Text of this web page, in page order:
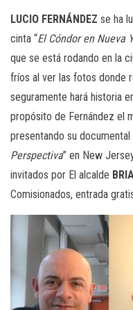
LUCIO FERNÁNDEZ se ha
cinta “El Cóndor en Nueva
que se está rodando en la
fríos al ver las fotos donde
seguramente hará historia
propósito de Fernández el
presentando su documental
Perspectiva” en New
invitados por El alcalde
Comisionados, entrada